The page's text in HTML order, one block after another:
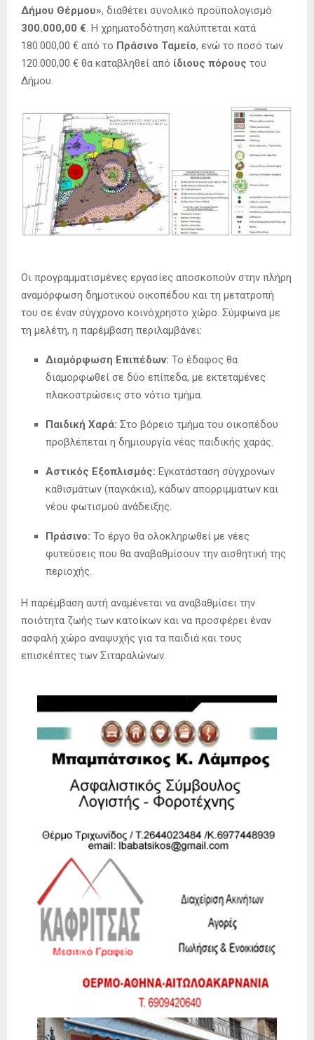
Δήμου Θέρμου», διαθέτει συνολικό προϋπολογισμό
300.000,00 €. Η χρηματοδότηση καλύπτεται κατά
180.000,00 € από το Πράσινο Ταμείο, ενώ το ποσό των
120.000,00 € θα καταβληθεί από ίδιους πόρους του
Δήμου.
Οι προγραμματισμένες εργασίες αποσκοπούν στην πλήρη
αναμόρφωση δημοτικού οικοπέδου και τη μετατροπή
του σε έναν σύγχρονο κοινόχρηστο χώρο. Σύμφωνα με
τη μελέτη, η παρέμβαση περιλαμβάνει:
Διαμόρφωση Επιπέδων: Το έδαφος θα
διαμορφωθεί σε δύο επίπεδα, με εκτεταμένες
πλακοστρώσεις στο νότιο τμήμα.
Παιδική Χαρά: Στο βόρειο τμήμα του οικοπέδου
προβλέπεται η δημιουργία νέας παιδικής χαράς.
Αστικός Εξοπλισμός: Εγκατάσταση σύγχρονων
καθισμάτων (παγκάκια), κάδων απορριμμάτων και
νέου φωτισμού ανάδειξης.
Πράσινο: Το έργο θα ολοκληρωθεί με νέες
φυτεύσεις που θα αναβαθμίσουν την αισθητική της
περιοχής.
Η παρέμβαση αυτή αναμένεται να αναβαθμίσει την
ποιότητα ζωής των κατοίκων και να προσφέρει έναν
ασφαλή χώρο αναψυχής για τα παιδιά και τους
επισκέπτες των Σιταραλώνων.